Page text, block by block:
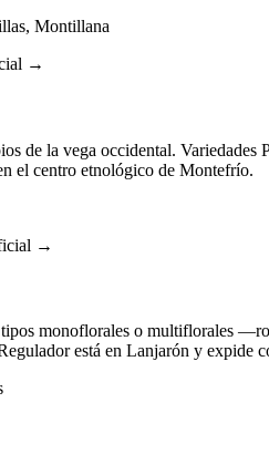
Montillana
→
la vega occidental.
el centro etnológico de Montefrío.
→
monoflorales o multiflorales
está en Lanjarón y expide